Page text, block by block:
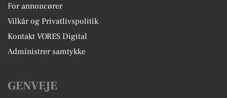
For annoncører
Vilkår og Privatlivspolitik
Kontakt VORES Digital
Administrer samtykke
GENVEJE